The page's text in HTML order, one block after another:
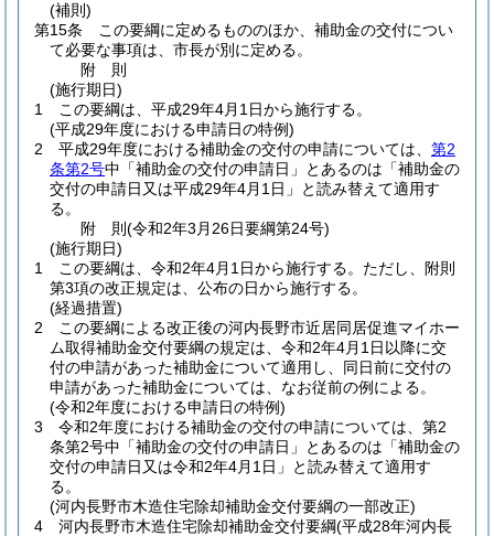
(補則)
第15条
この要綱に定めるもののほか、補助金の交付につい
て必要な事項は、市長が別に定める。
附 則
(施行期日)
1
この要綱は、平成29年4月1日から施行する。
(平成29年度における申請日の特例)
2
平成29年度における補助金の交付の申請については、 第2
条第2号中「補助金の交付の申請日」とあるのは「補助金の
交付の申請日又は平成29年4月1日」と読み替えて適用す
る。
附 則(令和2年3月26日要綱第24号)
(施行期日)
1
この要綱は、令和2年4月1日から施行する。 ただし、附則
第3項の改正規定は、公布の日から施行する。
(経過措置)
2
この要綱による改正後の河内長野市近居同居促進マイホー
ム取得補助金交付要綱の規定は、令和2年4月1日以降に交
付の申請があった補助金について適用し、同日前に交付の
申請があった補助金については、なお従前の例による。
(令和2年度における申請日の特例)
3
令和2年度における補助金の交付の申請については、第2
条第2号中「補助金の交付の申請日」とあるのは「補助金の
交付の申請日又は令和2年4月1日」と読み替えて適用す
る。
(河内長野市木造住宅除却補助金交付要綱の一部改正)
4
河内長野市木造住宅除却補助金交付要綱(平成28年河内長